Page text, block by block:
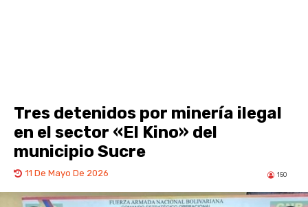
Tres detenidos por minería ilegal
en el sector «El Kino» del
municipio Sucre
11 De Mayo De 2026 150